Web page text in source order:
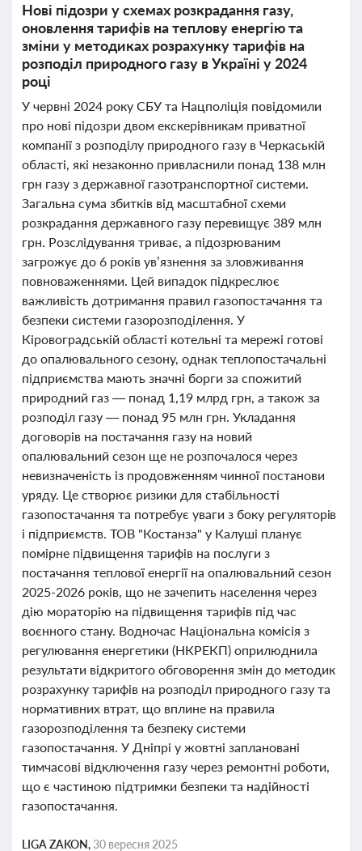
Нові підозри у схемах розкрадання газу,
оновлення тарифів на теплову енергію та
зміни у методиках розрахунку тарифів на
розподіл природного газу в Україні у 2024
році
У червні 2024 року СБУ та Нацполіція повідомили
про нові підозри двом екскерівникам приватної
компанії з розподілу природного газу в Черкаській
області, які незаконно привласнили понад 138 млн
грн газу з державної газотранспортної системи.
Загальна сума збитків від масштабної схеми
розкрадання державного газу перевищує 389 млн
грн. Розслідування триває, а підозрюваним
загрожує до 6 років ув’язнення за зловживання
повноваженнями. Цей випадок підкреслює
важливість дотримання правил газопостачання та
безпеки системи газорозподілення. У
Кіровоградській області котельні та мережі готові
до опалювального сезону, однак теплопостачальні
підприємства мають значні борги за спожитий
природний газ — понад 1,19 млрд грн, а також за
розподіл газу — понад 95 млн грн. Укладання
договорів на постачання газу на новий
опалювальний сезон ще не розпочалося через
невизначеність із продовженням чинної постанови
уряду. Це створює ризики для стабільності
газопостачання та потребує уваги з боку регуляторів
і підприємств. ТОВ "Костанза" у Калуші планує
помірне підвищення тарифів на послуги з
постачання теплової енергії на опалювальний сезон
2025-2026 років, що не зачепить населення через
дію мораторію на підвищення тарифів під час
воєнного стану. Водночас Національна комісія з
регулювання енергетики (НКРЕКП) оприлюднила
результати відкритого обговорення змін до методик
розрахунку тарифів на розподіл природного газу та
нормативних втрат, що вплине на правила
газорозподілення та безпеку системи
газопостачання. У Дніпрі у жовтні заплановані
тимчасові відключення газу через ремонтні роботи,
що є частиною підтримки безпеки та надійності
газопостачання.
LIGA ZAKON,30 вересня 2025